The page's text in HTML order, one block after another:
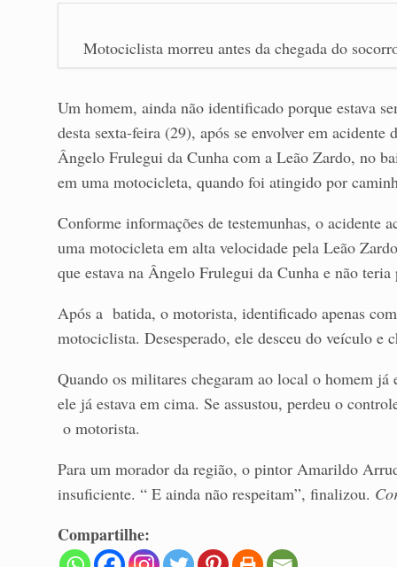
Motociclista morreu antes da chegada do
Um homem, ainda não identificado porque estava
desta sexta-feira (29), após se envolver em
Ângelo Frulegui da Cunha com a Leão Zardo, no
em uma motocicleta, quando foi atingido por
Conforme informações de testemunhas, o acidente
uma motocicleta em alta velocidade pela Leão
que estava na Ângelo Frulegui da Cunha e não
Após a batida, o motorista, identificado apenas
motociclista. Desesperado, ele desceu do veículo e
Quando os militares chegaram ao local o homem
ele já estava em cima. Se assustou, perdeu o
o motorista.
Para um morador da região, o pintor Amarildo
insuficiente. “ E ainda não respeitam”, finalizou.
Compartilhe: